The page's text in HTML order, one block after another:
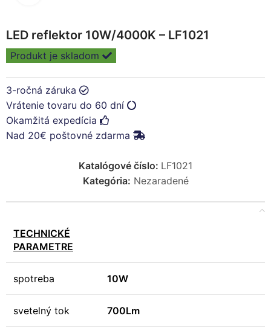
LED reflektor 10W/4000K – LF1021
Produkt je skladom
3-ročná záruka
Vrátenie tovaru do 60 dní
Okamžitá expedícia
Nad 20€ poštovné zdarma
Katalógové číslo: LF1021
Kategória: Nezaradené
TECHNICKÉ
PARAMETRE
spotreba 10W
svetelný tok 700Lm